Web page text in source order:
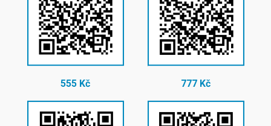
555 Kč 777 Kč